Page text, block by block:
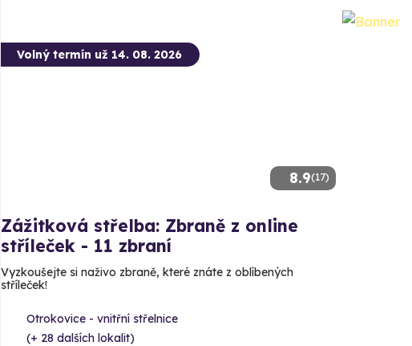
8.9(17)
Volný termín už 14. 08. 2026
Zážitková střelba: Zbraně z online
stříleček - 11 zbraní
Vyzkoušejte si naživo zbraně, které znáte z oblíbených
stříleček!
Otrokovice - vnitřní střelnice
(+ 28 dalších lokalit)